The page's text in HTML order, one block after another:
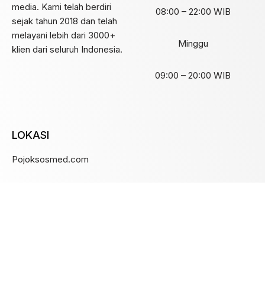
media. Kami telah berdiri
sejak tahun 2018 dan telah
melayani lebih dari 3000+
klien dari seluruh Indonesia.
08:00 – 22:00 WIB
Minggu
09:00 – 20:00 WIB
LOKASI
Pojoksosmed.com